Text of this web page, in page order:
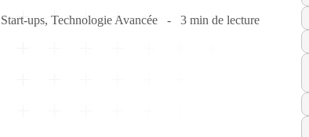
Start-ups, Technologie Avancée 3 min de lecture